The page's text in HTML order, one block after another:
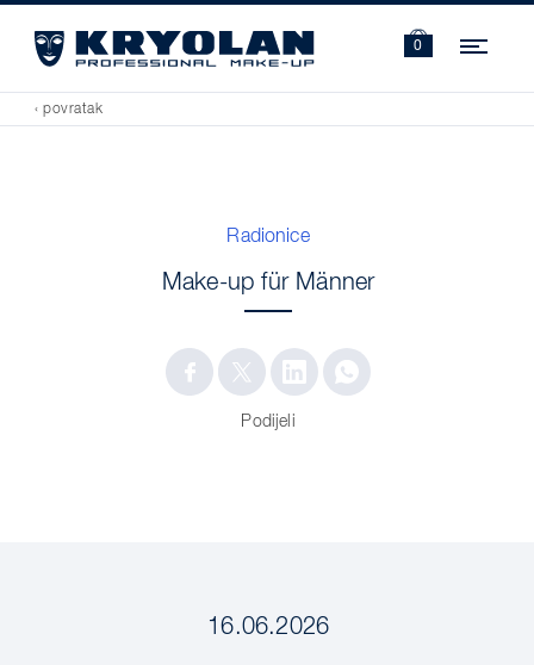
0
‹ povratak
Radionice
Make-up für Männer
Podijeli
16.06.2026